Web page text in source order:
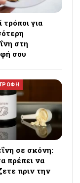
τρόποι για
στη
σου
σε σκόνη:
πρέπει να
πριν την